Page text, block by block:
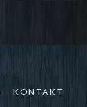
KONTAKT